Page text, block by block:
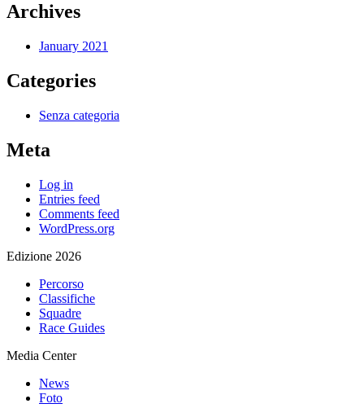
Archives
January 2021
Categories
Senza categoria
Meta
Log in
Entries feed
Comments feed
WordPress.org
Edizione 2026
Percorso
Classifiche
Squadre
Race Guides
Media Center
News
Foto